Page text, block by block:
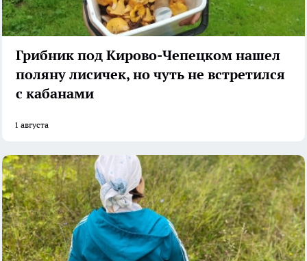
Грибник под Кирово-Чепецком нашел
поляну лисичек, но чуть не встретился
с кабанами
1 августа